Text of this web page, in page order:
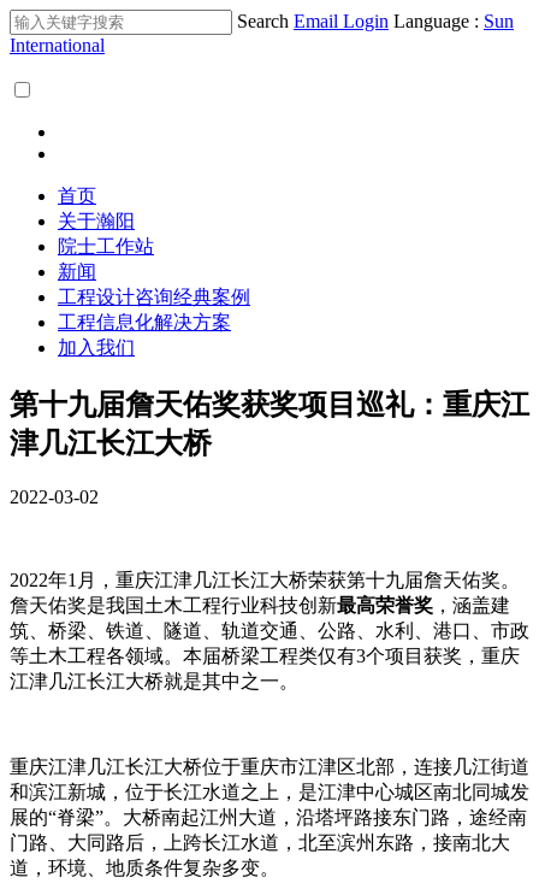
Search Email Login Language : Sun
International
首页
关于瀚阳
院士工作站
新闻
工程设计咨询经典案例
工程信息化解决方案
加入我们
第十九届詹天佑奖获奖项目巡礼：重庆江
津几江长江大桥
2022-03-02
2022年1月，重庆江津几江长江大桥荣获第十九届詹天佑奖。
詹天佑奖是我国土木工程行业科技创新最高荣誉奖 ，涵盖建
筑、桥梁、铁道、隧道、轨道交通、公路、水利、港口、市政
等土木工程各领域。本届桥梁工程类仅有3个项目获奖，重庆
江津几江长江大桥就是其中之一。
重庆江津几江长江大桥位于重庆市江津区北部，连接几江街道
和滨江新城，位于长江水道之上，是江津中心城区南北同城发
展的“脊梁”。大桥南起江州大道，沿塔坪路接东门路，途经南
门路、大同路后，上跨长江水道，北至滨州东路，接南北大
道，环境、地质条件复杂多变。